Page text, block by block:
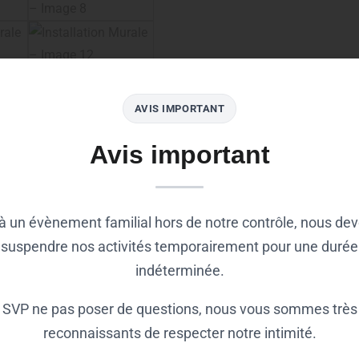
AVIS IMPORTANT
Avis important
un évènement familial hors de notre contrôle, nous
suspendre nos activités temporairement pour une durée
indéterminée.
SVP ne pas poser de questions, nous vous sommes très
reconnaissants de respecter notre intimité.